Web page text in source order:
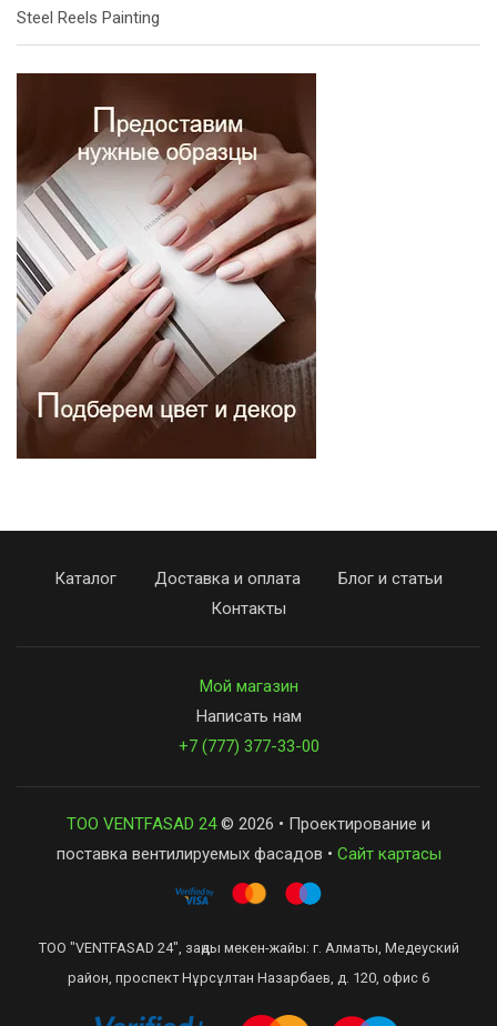
Steel Reels Painting
Каталог Доставка и оплата
Блог и статьи
Контакты
Мой магазин
Написать нам
+7 (777) 377-33-00
ТОО VENTFASAD 24© 2026 • Проектирование и
поставка вентилируемых фасадов • Сайт картасы
ТОО "VENTFASAD 24", заңды мекен-жайы: г. Алматы, Медеуский
район, проспект Нұрсұлтан Назарбаев, д. 120, офис 6